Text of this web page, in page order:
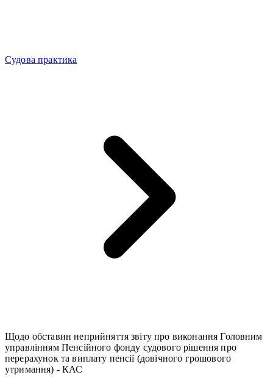
Судова практика
Щодо обставин неприйняття звіту про виконання Головним
управлінням Пенсійного фонду судового рішення про
перерахунок та виплату пенсії (довічного грошового
утримання) - КАС